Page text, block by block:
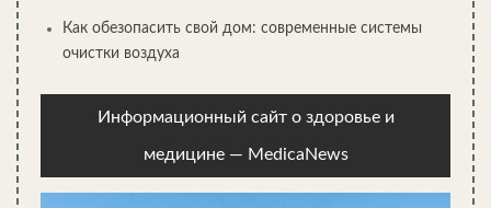
Как обезопасить свой дом: современные системы
очистки воздуха
Информационный сайт о здоровье и
медицине — MedicaNews